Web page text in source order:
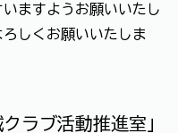
ますようお願いいたし
しくお願いいたしま
ラブ活動推進室」